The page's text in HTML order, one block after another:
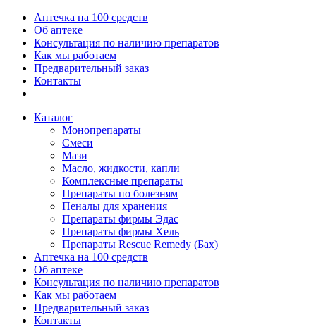
Аптечка на 100 средств
Об аптеке
Консультация по наличию препаратов
Как мы работаем
Предварительный заказ
Контакты
Каталог
Монопрепараты
Смеси
Мази
Масло, жидкости, капли
Комплексные препараты
Препараты по болезням
Пеналы для хранения
Препараты фирмы Эдас
Препараты фирмы Хель
Препараты Rescue Remedy (Бах)
Аптечка на 100 средств
Об аптеке
Консультация по наличию препаратов
Как мы работаем
Предварительный заказ
Контакты